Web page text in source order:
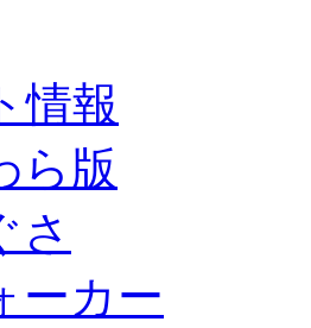
情報
ら版
さ
ーカー